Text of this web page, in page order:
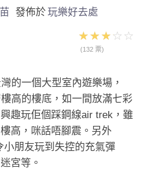
發佈於玩樂好去處
(132 票)
的一個大型室內遊樂場，
高的樓底，如一間放滿七彩
趣玩佢個踩鋼線air trek，雖
高，咪話唔腳震。另外
小朋友玩到失控的充氣彈
宮等。